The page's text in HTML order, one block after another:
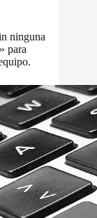
ninguna
para